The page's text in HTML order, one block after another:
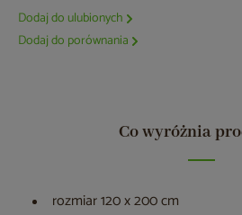
Dodaj do ulubionych
Dodaj do porównania
Co wyróżnia
rozmiar 120 x 200 cm